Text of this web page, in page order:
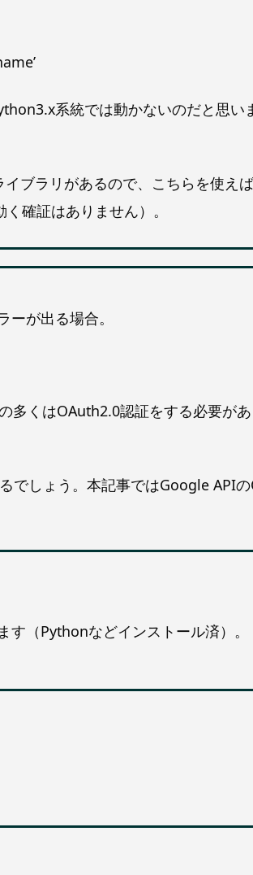
系統では動かないのだと思い
ブラリがあるので、こちらを使え
確証はありません）。
が出る場合。
くはOAuth2.0認証をする必要が
でしょう。本記事ではGoogle API
（Pythonなどインストール済）。